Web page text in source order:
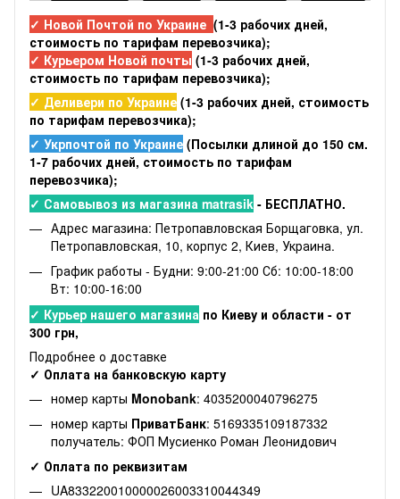
✓ Новой Почтой по Украине (1-3 рабочих дней,
стоимость по тарифам перевозчика);
✓ Курьером Новой почты (1-3 рабочих дней,
стоимость по тарифам перевозчика);
✓ Деливери по Украине (1-3 рабочих дней, стоимость
по тарифам перевозчика);
✓ Укрпочтой по Украине (Посылки длиной до 150 см.
1-7 рабочих дней, стоимость по тарифам
перевозчика);
✓ Самовывоз из магазина matrasik - БЕСПЛАТНО.
Адрес магазина: Петропавловская Борщаговка, ул.
Петропавловская, 10, корпус 2, Киев, Украина.
График работы - Будни: 9:00-21:00 Сб: 10:00-18:00
Вт: 10:00-16:00
✓ Курьер нашего магазина по Киеву и области - от
300 грн,
Подробнее о доставке
✓ Оплата на банковскую карту
номер карты Monobank: 4035200040796275
номер карты ПриватБанк: 5169335109187332
получатель: ФОП Мусиенко Роман Леонидович
✓ Оплата по реквизитам
UA833220010000026003310044349